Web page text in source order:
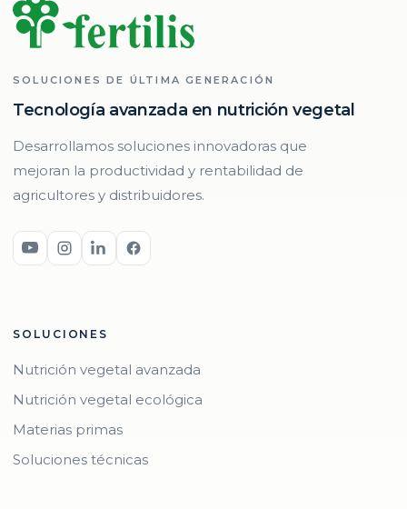
SOLUCIONES DE ÚLTIMA GENERACIÓN
Tecnología avanzada en nutrición vegetal
Desarrollamos soluciones innovadoras que
mejoran la productividad y rentabilidad de
agricultores y distribuidores.
SOLUCIONES
Nutrición vegetal avanzada
Nutrición vegetal ecológica
Materias primas
Soluciones técnicas